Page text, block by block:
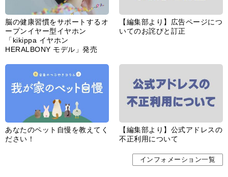
脳の健康習慣をサポートするオ
ープンイヤー型イヤホン
「kikippa イヤホン
HERALBONY モデル」発売
【編集部より】広告ページにつ
いてのお詫びと訂正
あなたのペット自慢を教えてく
ださい！
【編集部より】公式アドレスの
不正利用について
インフォメーション一覧